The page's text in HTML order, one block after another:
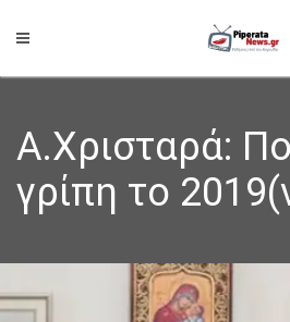
A.Xρισταρά:
γρίπη το